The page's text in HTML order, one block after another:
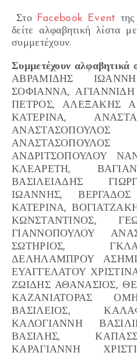
Στο Facebook Event
δείτε αλφαβητική λίστα
συμμετέχουν.
Συμμετέχουν αλφαβητικά
ΑΒΡΑΜΙΔΗΣ
ΣΟΦΙΑΝΝΑ,
ΠΕΤΡΟΣ, ΑΛΕΞΑΚΗΣ
ΚΑΤΕΡΙΝΑ,
ΑΝΔΡΙΤΣΟΠΟΥΛΟΥ
ΚΛΕΑΡΕΤΗ,
ΒΑΣΙΛΕΙΑΔΗΣ
ΙΩΑΝΝΗΣ,
ΚΑΤΕΡΙΝΑ,
ΚΩΝΣΤΑΝΤΙΝΟΣ,
ΓΙΑΝΝΟΠΟΥΛΟΥ
ΣΩΤΗΡΙΟΣ,
ΔΕΛΗΛΑΜΠΡΟΥ
ΕΥΑΓΓΕΛΑΤΟΥ
ΖΩΙΔΗΣ ΑΘΑΝΑΣΙΟΣ,
ΚΑΖΑΝΙΑΤΟΡΑΣ
ΒΑΣΙΛΕΙΟΣ,
ΚΑΛΟΓΙΑΝΝΗ
ΒΑΣΙΛΗΣ,
ΚΑΡΑΓΙΑΝΝΗ